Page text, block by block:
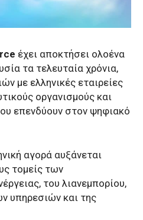
έχει αποκτήσει ολοένα
τα τελευταία χρόνια,
με ελληνικές εταιρείες
οργανισμούς και
επενδύουν στον ψηφιακό
αγορά αυξάνεται
τομείς των
του λιανεμπορίου,
υπηρεσιών και της